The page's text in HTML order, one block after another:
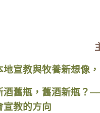
地宣教與牧養新想像
酒舊瓶，舊酒新瓶？
宣教的方向